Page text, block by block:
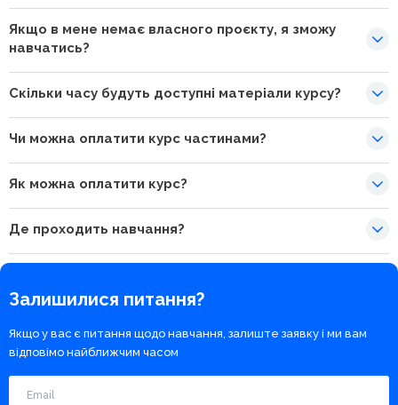
Якщо в мене немає власного проєкту, я зможу
навчатись?
Скільки часу будуть доступні матеріали курсу?
Чи можна оплатити курс частинами?
Як можна оплатити курс?
Де проходить навчання?
Залишилися питання?
Якщо у вас є питання щодо навчання, залиште заявку і ми вам
відповімо найближчим часом